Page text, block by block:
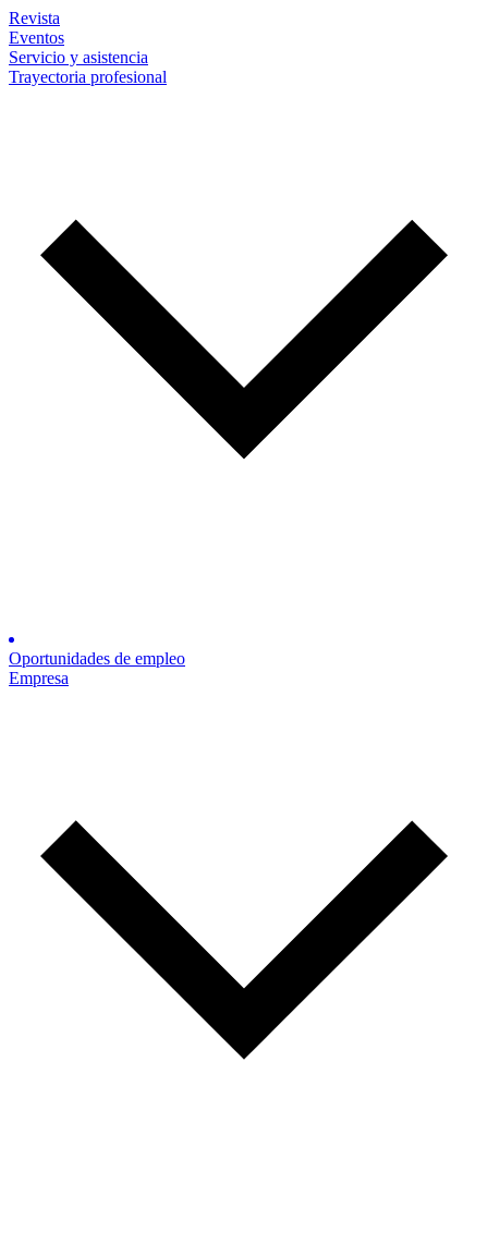
Revista
Eventos
Servicio y asistencia
Trayectoria profesional
Oportunidades de empleo
Empresa